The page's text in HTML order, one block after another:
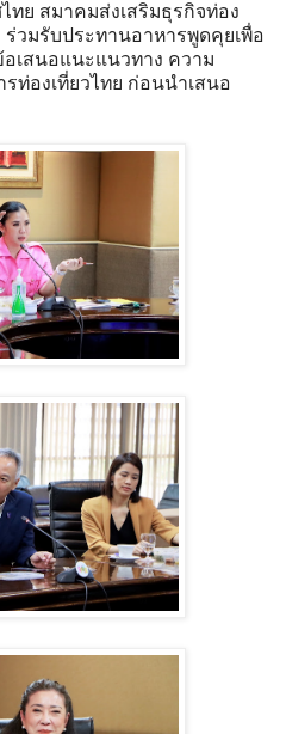
ทย สมาคมส่งเสริมธุรกิจท่อง
วมรับประทานอาหารพูดคุยเพื่อ
เสนอแนะ​แนวทาง ความ
ท่องเที่ยวไทย​ ก่อนนำเสนอ